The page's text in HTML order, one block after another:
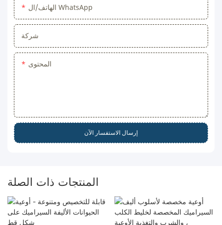
الهاتف/ال WhatsApp
شركة
المحتوى
إرسال الاستفسار الآن
المنتجات ذات الصلة